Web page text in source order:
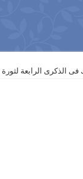
فى الذكرى الرابعة